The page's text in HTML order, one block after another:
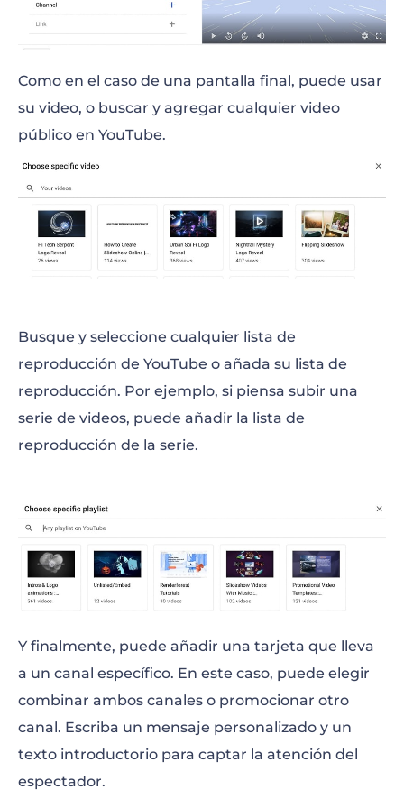
Como en el caso de una pantalla final, puede usar
su video, o buscar y agregar cualquier video
público en YouTube.
Busque y seleccione cualquier lista de
reproducción de YouTube o añada su lista de
reproducción. Por ejemplo, si piensa subir una
serie de videos, puede añadir la lista de
reproducción de la serie.
Y finalmente, puede añadir una tarjeta que lleva
a un canal específico. En este caso, puede elegir
combinar ambos canales o promocionar otro
canal. Escriba un mensaje personalizado y un
texto introductorio para captar la atención del
espectador.